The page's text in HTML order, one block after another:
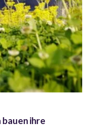
ihre